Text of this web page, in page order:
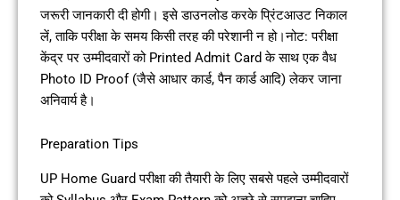
जरूरी जानकारी दी होगी। इसे डाउनलोड करके प्रिंटआउट निकाल
लें, ताकि परीक्षा के समय किसी तरह की परेशानी न हो।नोट: परीक्षा
केंद्र पर उम्मीदवारों को Printed Admit Card के साथ एक वैध
Photo ID Proof (जैसे आधार कार्ड, पैन कार्ड आदि) लेकर जाना
अनिवार्य है।
Preparation Tips
UP Home Guard परीक्षा की तैयारी के लिए सबसे पहले उम्मीदवारों